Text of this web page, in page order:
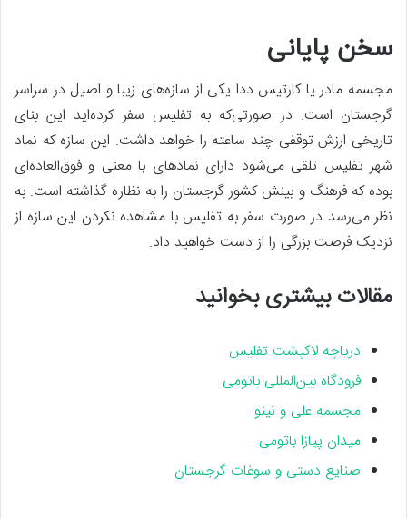
سخن پایانی
مجسمه مادر یا کارتیس ددا یکی از سازه‌های زیبا و اصیل در سراسر
گرجستان است. در صورتی‌که به تفلیس سفر کرده‌اید این بنای
تاریخی ارزش توقفی چند ساعته را خواهد داشت. این سازه که نماد
شهر تفلیس تلقی می‌شود دارای نمادهای با معنی و فوق‌العاده‌ای
بوده که فرهنگ و بینش کشور گرجستان را به نظاره گذاشته است. به
نظر می‌رسد در صورت سفر به تفلیس با مشاهده نکردن این سازه از
نزدیک فرصت بزرگی را از دست خواهید داد‌.
مقالات بیشتری بخوانید
دریاچه لاکپشت تفلیس
فرودگاه بین‌المللی باتومی
مجسمه علی و نینو
میدان پیازا باتومی
صنایع دستی و سوغات گرجستان